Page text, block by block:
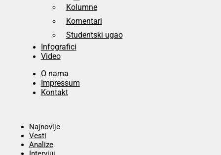
Kolumne
Komentari
Studentski ugao
Infografici
Video
O nama
Impressum
Kontakt
Najnovije
Vesti
Analize